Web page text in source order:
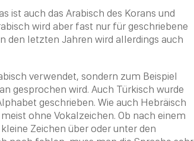
ist auch das Arabisch des Korans und
wird aber fast nur für geschriebene
den letzten Jahren wird allerdings auch
verwendet, sondern zum Beispiel
gesprochen wird. Auch Türkisch wurde
geschrieben. Wie auch Hebräisch
ohne Vokalzeichen. Ob nach einem
Zeichen über oder unter den